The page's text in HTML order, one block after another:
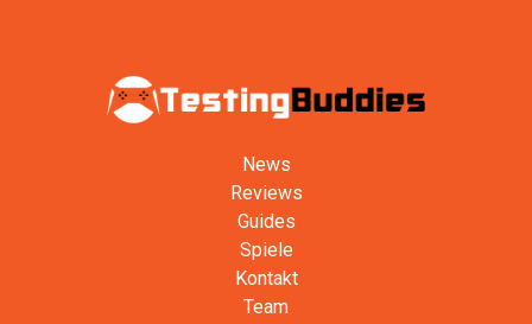
News
Reviews
Guides
Spiele
Kontakt
Team